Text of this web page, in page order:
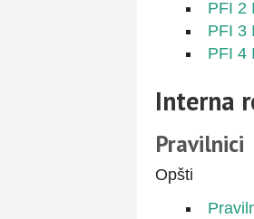
PFI 2
PFI 3
PFI 4
Interna
Pravilnici
Opšti